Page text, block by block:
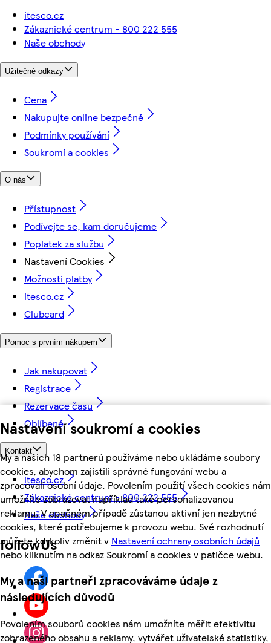
Nastavení soukromí a cookies
My a našich 18 partnerů používáme nebo ukládáme soubory
cookies, abychom zajistili správné fungování webu a
zpracovali osobní údaje. Povolením použití všech cookies nám
umožníte zobrazovat například také personalizovanou
reklamu. V opačném případě zůstanou aktivní jen nezbytné
cookies, které potřebujeme k provozu webu. Své rozhodnutí
můžete kdykoliv změnit v Nastavení ochrany osobních údajů
nebo kliknutím na odkaz Soukromí a cookies v patičce webu.
My a naši partneři zpracováváme údaje z
následujících důvodů
Povolením souborů cookies nám umožníte měřit efektivitu
zobrazeného obsahu a reklamy, vytvářet uživatelské statistiky,
itesco.cz
Zákaznické centrum - 800 222 555
Naše obchody
Užitečné odkazy
Cena
Nakupujte online bezpečně
Podmínky používání
Soukromí a cookies
O nás
Přístupnost
Podívejte se, kam doručujeme
Poplatek za službu
Nastavení Cookies
Možnosti platby
itesco.cz
Clubcard
Pomoc s prvním nákupem
Jak nakupovat
Registrace
Rezervace času
Oblíbené
Kontakt
itesco.cz
Zákaznické centrum - 800 222 555
Naše obchody
followUs